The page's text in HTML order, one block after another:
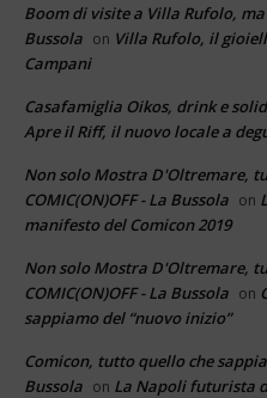
Boom di visite a Villa Rufolo,
Bussola on Villa Rufolo, il
Campani
Casafamiglia Oikos, drink e
Apre il Riff, il nuovo locale a
Non solo Mostra D'Oltremare,
COMIC(ON)OFF - La Bussola on
manifesto del Comicon 2019
Non solo Mostra D'Oltremare,
COMIC(ON)OFF - La Bussola on
sappiamo del “nuovo inizio”
Comicon, tutto quello che
Bussola on La Napoli futurista